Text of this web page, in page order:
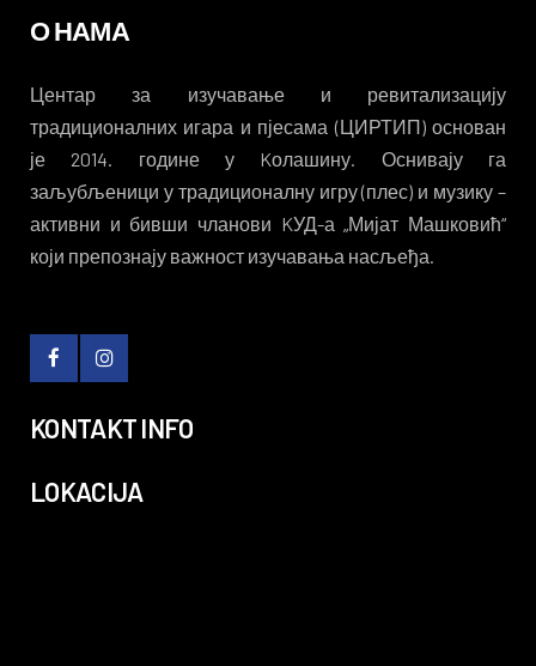
О НАМА
Центар за изучавање и ревитализацију
традиционалних игара и пјесама (ЦИРТИП) основан
је 2014. године у Kолашину. Оснивају га
заљубљеници у традиционалну игру (плес) и музику –
активни и бивши чланови KУД-а „Мијат Машковић“
који препознају важност изучавања насљеђа.
KONTAKT INFO
LOKACIJA